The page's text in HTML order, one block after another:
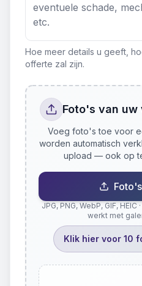
Hoe meer details u geeft,
offerte zal zijn.
Foto's van uw
Voeg foto's toe voor
worden automatisch
upload — ook op
JPG, PNG, WebP, GIF, HEIC
werkt met
Klik hier voor 10